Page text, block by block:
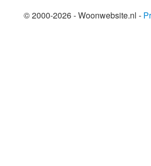
© 2000-2026 - Woonwebsite.nl -